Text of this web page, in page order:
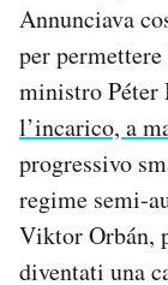
Annunciava
per
ministro Péter
l’incarico, a
progressivo
regime semi-
Viktor Orbán,
diventati una